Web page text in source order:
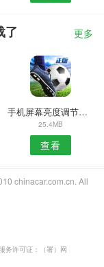
了 更多
手机屏幕亮度调节软件
25.4MB
查看
chinacar.com.cn. All
务许可证：（署）网